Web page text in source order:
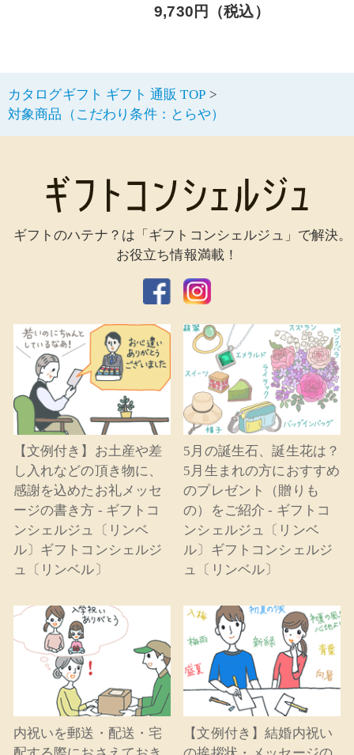
9,730円（税込）
カタログギフト ギフト 通販 TOP
対象商品（こだわり条件：とらや）
ギフトのハテナ？は「ギフトコンシェルジュ」で解決。
お役立ち情報満載！
【文例付き】お土産や差
し入れなどの頂き物に、
感謝を込めたお礼メッセ
ージの書き方 - ギフトコ
ンシェルジュ〔リンベ
ル〕ギフトコンシェルジ
ュ〔リンベル〕
5月の誕生石、誕生花は？
5月生まれの方におすすめ
のプレゼント（贈りも
の）をご紹介 - ギフトコ
ンシェルジュ〔リンベ
ル〕ギフトコンシェルジ
ュ〔リンベル〕
内祝いを郵送・配送・宅
【文例付き】結婚内祝い